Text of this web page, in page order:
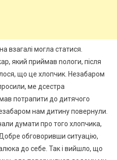
взагалі могла статися.
який приймав nологи, після
що це хлопчик. Незабаром
ме дсестра
потрапити до дитячого
нам дитину повернули.
думати про того хлопчика,
обговоривши ситуацію,
до себе. Так і вийшло, що